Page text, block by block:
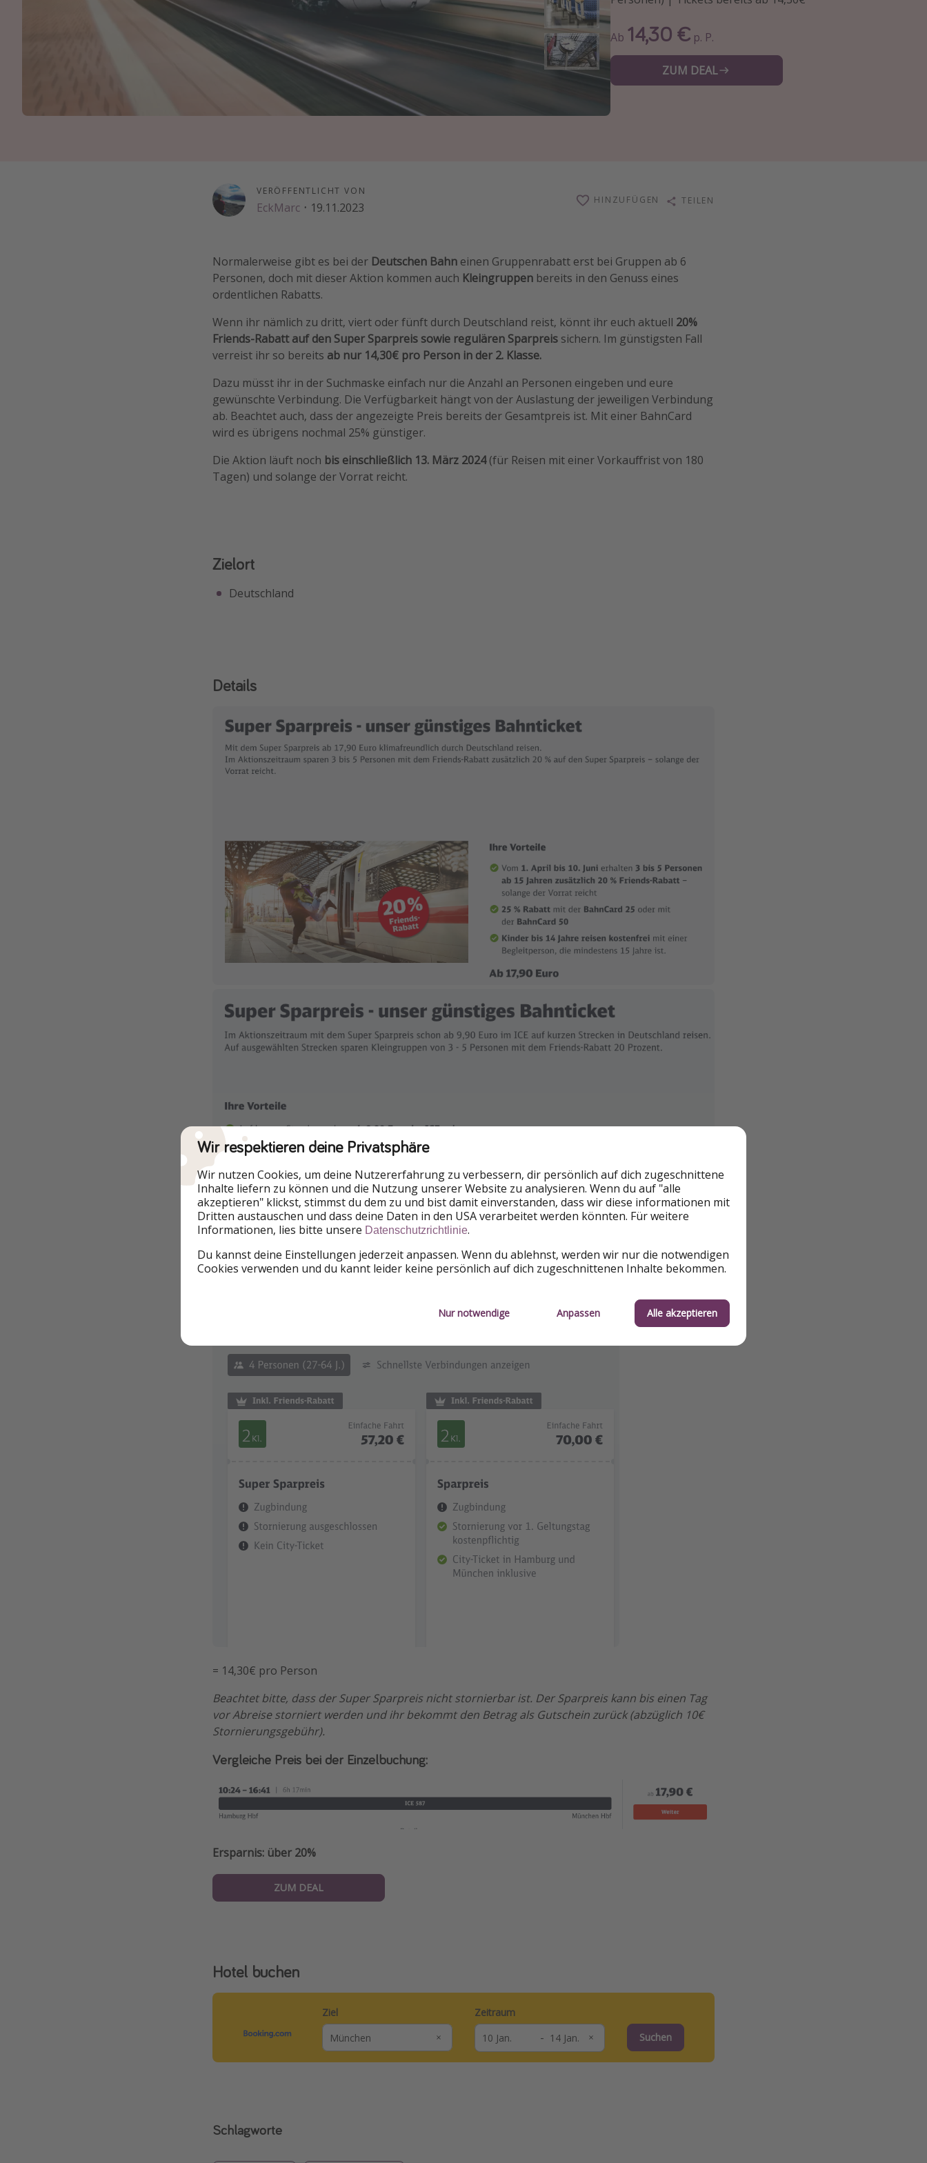
Ab 14,30 € p. P.
ZUM DEAL
VERÖFFENTLICHT VON
EckMarc · 19.11.2023
HINZUFÜGEN TEILEN
Normalerweise gibt es bei der Deutschen Bahn einen Gruppenrabatt erst bei Gruppen ab 6
Personen, doch mit dieser Aktion kommen auch Kleingruppen bereits in den Genuss eines
ordentlichen Rabatts.
Wenn ihr nämlich zu dritt, viert oder fünft durch Deutschland reist, könnt ihr euch aktuell 20%
Friends-Rabatt auf den Super Sparpreis sowie regulären Sparpreis sichern. Im günstigsten Fall
verreist ihr so bereits ab nur 14,30€ pro Person in der 2. Klasse.
Dazu müsst ihr in der Suchmaske einfach nur die Anzahl an Personen eingeben und eure
gewünschte Verbindung. Die Verfügbarkeit hängt von der Auslastung der jeweiligen Verbindung
ab. Beachtet auch, dass der angezeigte Preis bereits der Gesamtpreis ist. Mit einer BahnCard
wird es übrigens nochmal 25% günstiger.
Die Aktion läuft noch bis einschließlich 13. März 2024(für Reisen mit einer Vorkauffrist von 180
Tagen) und solange der Vorrat reicht.
Zielort
Deutschland
Details
= 14,30€ pro Person
Beachtet bitte, dass der Super Sparpreis nicht stornierbar ist. Der Sparpreis kann bis einen Tag
vor Abreise storniert werden und ihr bekommt den Betrag als Gutschein zurück (abzüglich 10€
Stornierungsgebühr).
Vergleiche Preis bei der Einzelbuchung:
Ersparnis: über 20%
ZUM DEAL
Hotel buchen
Ziel Zeitraum
- Suchen
Schlagworte
Wir respektieren deine Privatsphäre
Wir nutzen Cookies, um deine Nutzererfahrung zu verbessern, dir persönlich auf dich zugeschnittene
Inhalte liefern zu können und die Nutzung unserer Website zu analysieren. Wenn du auf "alle
akzeptieren" klickst, stimmst du dem zu und bist damit einverstanden, dass wir diese informationen mit
Dritten austauschen und dass deine Daten in den USA verarbeitet werden könnten. Für weitere
Informationen, lies bitte unsere Datenschutzrichtlinie.
Du kannst deine Einstellungen jederzeit anpassen. Wenn du ablehnst, werden wir nur die notwendigen
Cookies verwenden und du kannt leider keine persönlich auf dich zugeschnittenen Inhalte bekommen.
Nur notwendige Anpassen Alle akzeptieren